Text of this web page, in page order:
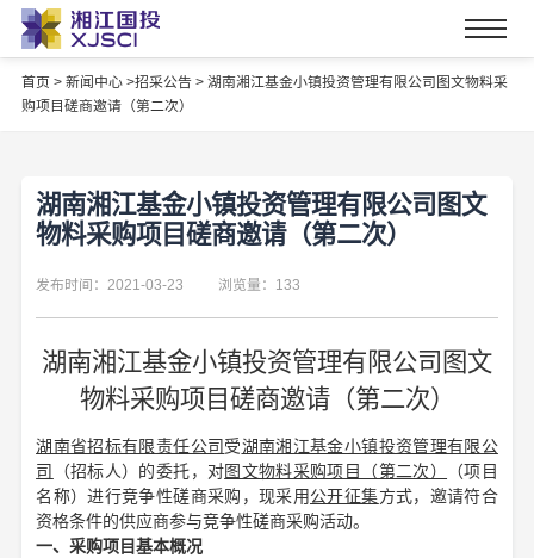
首页 > 新闻中心 >招采公告 > 湖南湘江基金小镇投资管理有限公司图文物料采
购项目磋商邀请（第二次）
湖南湘江基金小镇投资管理有限公司图文
物料采购项目磋商邀请（第二次）
发布时间：2021-03-23 浏览量：133
湖南湘江基金小镇投资管理有限公司图文
物料采购项目磋商邀请（第二次）
湖南省招标有限责任公司 受湖南湘江基金小镇投资管理有限公
司
（招标人）的委托，对图文物料采购项目（第二次）
（项目
名称）进行竞争性磋商采购，现采用 公开征集方式，邀请符合
资格条件的供应商参与竞争性磋商采购活动。
一、采购项目基本概况